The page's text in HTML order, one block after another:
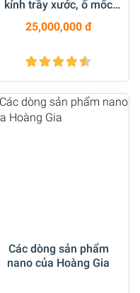
kính trầy xước, ố mốc
trên kính xây dựng, Kính
lưu kho...
25,000,000 đ
Các dòng sản phẩm
nano của Hoàng Gia